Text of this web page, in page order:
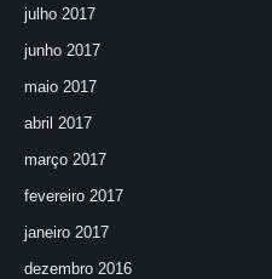
julho 2017
junho 2017
maio 2017
abril 2017
março 2017
fevereiro 2017
janeiro 2017
dezembro 2016